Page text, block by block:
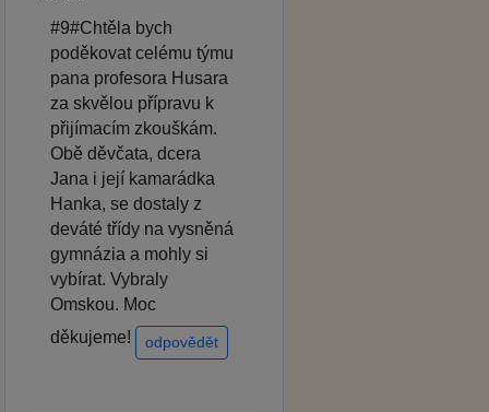
#9#Chtěla bych
poděkovat celému týmu
pana profesora Husara
za skvělou přípravu k
přijímacím zkouškám.
Obě děvčata, dcera
Jana i její kamarádka
Hanka, se dostaly z
deváté třídy na vysněná
gymnázia a mohly si
vybírat. Vybraly
Omskou. Moc
děkujeme!
odpovědět